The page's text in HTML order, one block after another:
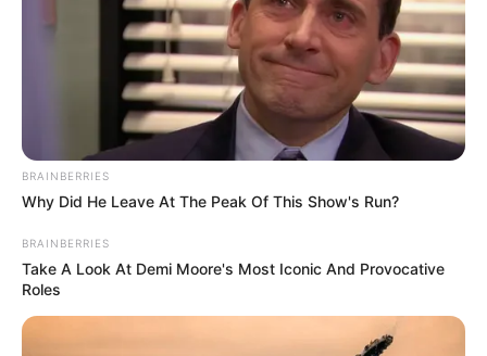
BRAINBERRIES
Why Did He Leave At The Peak Of This Show's Run?
BRAINBERRIES
Take A Look At Demi Moore's Most Iconic And Provocative
Roles